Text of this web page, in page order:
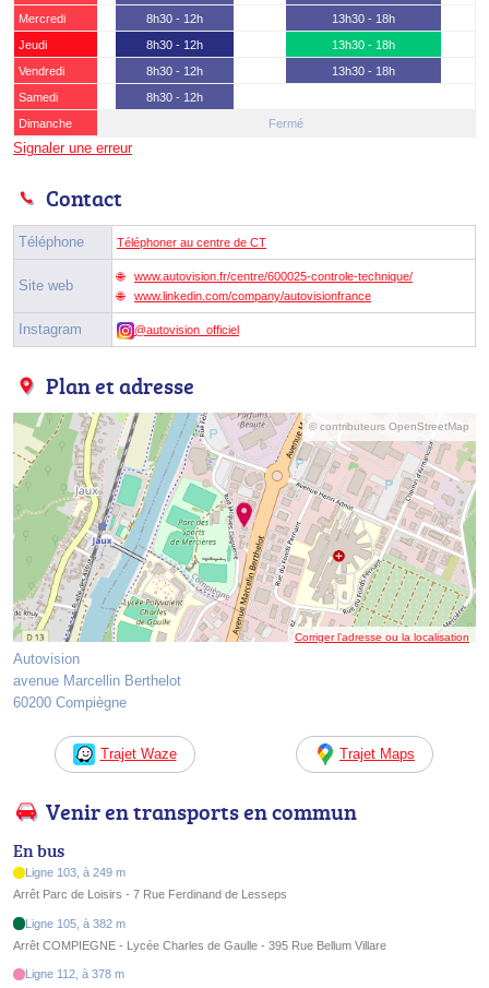
Mercredi
8h30 - 12h
13h30 - 18h
Jeudi
8h30 - 12h
13h30 - 18h
Vendredi
8h30 - 12h
13h30 - 18h
Samedi
8h30 - 12h
Dimanche
Fermé
Signaler une erreur
Contact
Téléphone Téléphoner au centre de CT
Site web
www.autovision.fr/centre/600025-controle-technique/
www.linkedin.com/company/autovisionfrance
Instagram @autovision_officiel
Plan et adresse
© contributeurs OpenStreetMap
Corriger l’adresse ou la localisation
Autovision
avenue Marcellin Berthelot
60200 Compiègne
Trajet Waze Trajet Maps
Venir en transports en commun
En bus
Ligne 103, à 249 m
Arrêt Parc de Loisirs - 7 Rue Ferdinand de Lesseps
Ligne 105, à 382 m
Arrêt COMPIEGNE - Lycée Charles de Gaulle - 395 Rue Bellum Villare
Ligne 112, à 378 m